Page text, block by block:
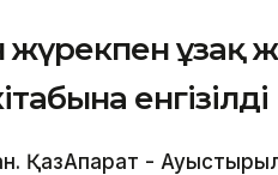
жүрекпен ұзақ
енгізілді
ҚазАқпарат -